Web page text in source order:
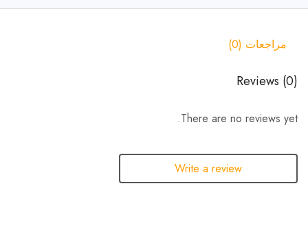
مراجعات (0)
Reviews (0)
There are no reviews yet.
Write a review